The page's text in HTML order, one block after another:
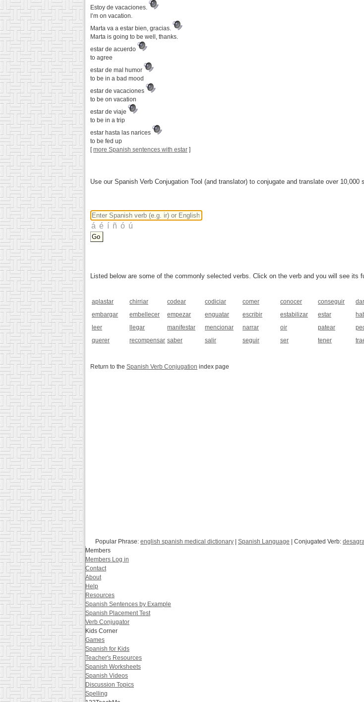
Estoy de vacaciones.
I’m on vacation.
Marta va a estar bien, gracias.
Marta is going to be well, thanks.
estar de acuerdo
to agree
estar de mal humor
to be in a bad mood
estar de vacaciones
to be on vacation
estar de viaje
to be in a trip
estar hasta las narices
to be fed up
[more Spanish sentences with estar ]
Use our Spanish Verb Conjugation Tool (and translator) to conjugate and translate over 10,000
Listed below are some of the commonly selected verbs. Click on the verb and you will see its
aplastar chirriar codear codiciar comer conocer conseguir dar
embargar
embellecer empezar enguatar escribir estabilizar estar
leer
llegar manifestar mencionar narrar oir patear
querer
recompensar saber salir seguir ser tener
Return to the Spanish Verb Conjugation index page
Popular Phrase: english spanish medical dictionary Spanish Language | Conjugated Verb:
Members
Members Log in
Contact
About
Help
Resources
Spanish Sentences by Example
Spanish Placement Test
Verb Conjugator
Kids Corner
Games
Spanish for Kids
Teacher's Resources
Spanish Worksheets
Spanish Videos
Discussion Topics
Spelling